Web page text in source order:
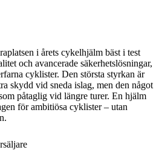
i årets cykelhjälm bäst i test
och avancerade säkerhetslösningar,
cyklister. Den största styrkan är
skydd vid sneda islag, men den något
påtaglig vid längre turer. En hjälm
för ambitiösa cyklister – utan